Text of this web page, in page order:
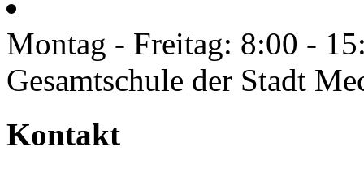
Montag - Freitag: 8:00 -
Gesamtschule der Stadt
Toggle
Sliding
Kontakt